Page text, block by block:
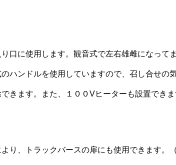
口に使用します。観音式で左右雄雌になって
ハンドルを使用していますので、召し合せの
きます。また、１００Vヒーターも設置でき
り、トラックバースの扉にも使用できます。